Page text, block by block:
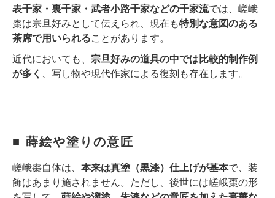
表千家・裏千家・武者小路千家などの千家流では、嵯峨
棗は宗旦好みとして伝えられ、現在も特別な意図のある
茶席で用いられることがあります。
近代においても、 宗旦好みの道具の中では比較的制作例
が多く 、写し物や現代作家による復刻も存在します。
■ 蒔絵や塗りの意匠
嵯峨棗自体は、 本来は真塗（黒漆）仕上げが基本で、装
飾はあまり施されません。ただし、後世には嵯峨棗の形